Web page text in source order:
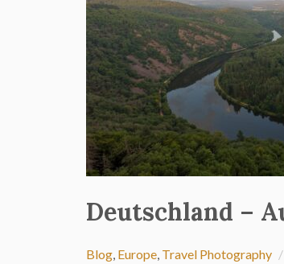
Deutschland –
Blog, Europe, Travel Photography